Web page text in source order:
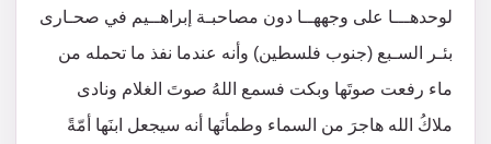
لوحدهـــا على وجههــا دون مصاحبـة إبراهــيم في صحـارى
بئـر السـبع (جنوب فلسطين) وأنه عندما نفذ ما تحمله من
ماء رفعت صوتَها وبكت فسمع اللهُ صوتَ الغلام ونادى
ملاكُ الله هاجرَ من السماء وطمأنَها أنه سيجعل ابنَها أمّةً